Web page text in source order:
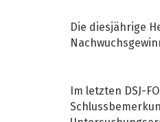
Die diesjährige
Im letzten DSJ-